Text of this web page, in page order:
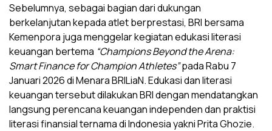
Sebelumnya, sebagai bagian dari dukungan
berkelanjutan kepada atlet berprestasi, BRI bersama
Kemenpora juga menggelar kegiatan edukasi literasi
keuangan bertema “Champions Beyond the Arena:
Smart Finance for Champion Athletes”pada Rabu 7
Januari 2026 di Menara BRILiaN. Edukasi dan literasi
keuangan tersebut dilakukan BRI dengan mendatangkan
langsung perencana keuangan independen dan praktisi
literasi finansial ternama di Indonesia yakni Prita Ghozie.